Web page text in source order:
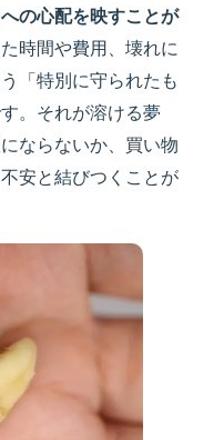
の心配を映すことが
時間や費用、壊れに
「特別に守られたも
。それが溶ける夢
ならないか、買い物
安と結びつくことが